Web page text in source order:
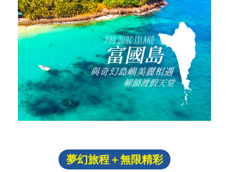
夢幻旅程＋無限精彩